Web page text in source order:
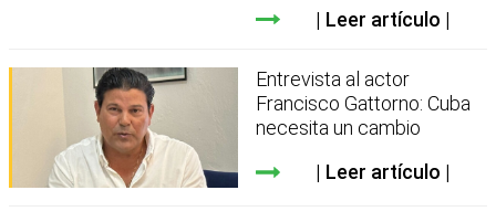
Leer artículo
Entrevista al actor
Francisco Gattorno: Cuba
necesita un cambio
Leer artículo